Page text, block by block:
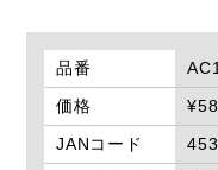
品番
価格
JANコード